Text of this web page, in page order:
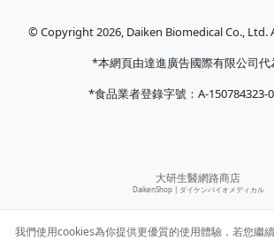
© Copyright 2026, Daiken Biomedical Co., Ltd.
*本網頁由達進廣告國際有限公司代
*食品業者登錄字號：A-150784323-
大研生醫網路商店
DaikenShop | ダイケンバイオメディカル
我們使用cookies為你提供更優質的使用體驗，若您繼